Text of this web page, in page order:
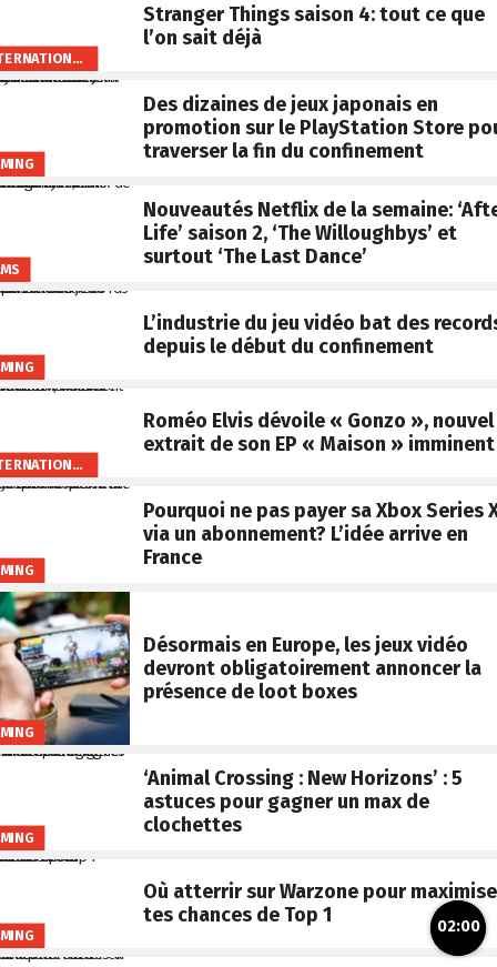
INTERNATIONAL
Stranger Things saison 4: tout ce que
l’on sait déjà
Des dizaines de jeux japonais en
promotion sur le PlayStation Store
traverser la fin du confinement
Nouveautés Netflix de la semaine:
Life’ saison 2, ‘The Willoughbys’ et
surtout ‘The Last Dance’
L’industrie du jeu vidéo bat des
depuis le début du confinement
INTERNATIONAL
Roméo Elvis dévoile « Gonzo », nouvel
extrait de son EP « Maison » imminent
Pourquoi ne pas payer sa Xbox Series
via un abonnement? L’idée arrive en
France
Désormais en Europe, les jeux vidéo
devront obligatoirement annoncer la
présence de loot boxes
‘Animal Crossing : New Horizons’ : 5
astuces pour gagner un max de
clochettes
Où atterrir sur Warzone pour
tes chances de Top 1
02:00